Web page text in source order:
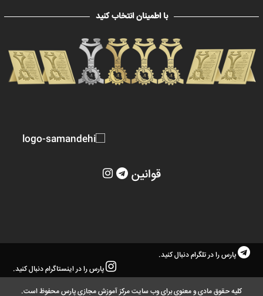
با اطمینان انتخاب کنید
قوانین
پارس را در تلگرام دنبال کنید.
پارس را در اینستاگرام دنبال کنید.
کلیه حقوق مادی و معنوی برای وب سایت مرکز آموزش مجازی پارس محفوظ است.